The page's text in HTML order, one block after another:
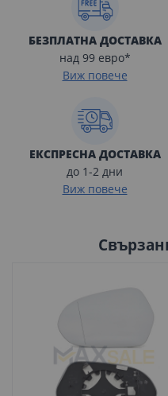
БЕЗПЛАТНА ДОСТАВКА
над 99 евро*
Виж повече
ЕКСПРЕСНА ДОСТАВКА
до 1-2 дни
Виж повече